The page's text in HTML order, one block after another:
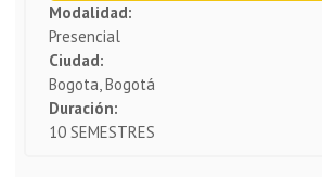
Modalidad:
Presencial
Ciudad:
Bogota, Bogotá
Duración:
10 SEMESTRES